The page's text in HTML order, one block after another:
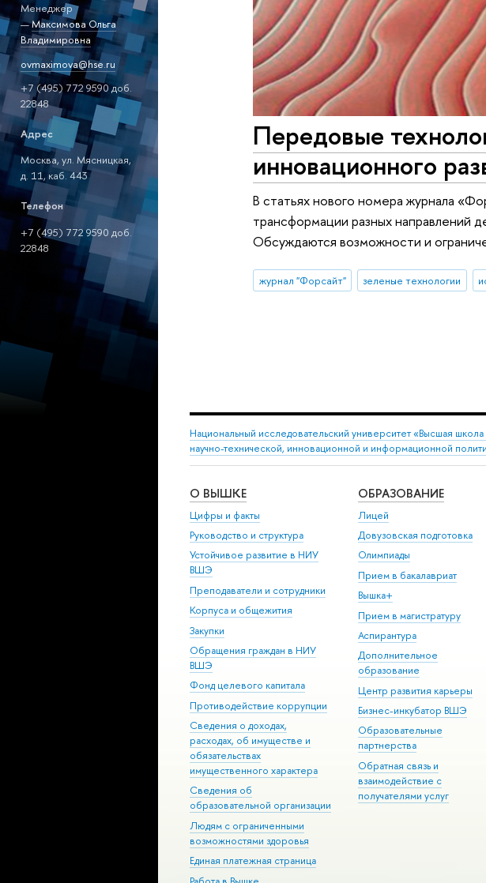
Менеджер
—Максимова Ольга
Владимировна
ovmaximova@hse.ru
+7 (495) 772 9590 доб.
22848
Адрес
Москва, ул. Мясницкая,
д. 11, каб. 443
Телефон
+7 (495) 772 9590 доб.
22848
Передовые
инновационного
В статьях нового номера журнала
трансформации разных направлений
Обсуждаются возможности и
журнал "Форсайт" зеленые технологии
Национальный исследовательский университет «Высшая
научно-технической, инновационной и информационной
О ВЫШКЕ
Цифры и факты
Руководство и структура
Устойчивое развитие в НИУ
ВШЭ
Преподаватели и сотрудники
Корпуса и общежития
Закупки
Обращения граждан в НИУ
ВШЭ
Фонд целевого капитала
Противодействие коррупции
Сведения о доходах,
расходах, об имуществе и
обязательствах
имущественного характера
Сведения об
образовательной организации
Людям с ограниченными
возможностями здоровья
Единая платежная страница
ОБРАЗОВАНИЕ
Лицей
Довузовская подготовка
Олимпиады
Прием в бакалавриат
Вышка+
Прием в магистратуру
Аспирантура
Дополнительное
образование
Центр развития карьеры
Бизнес-инкубатор ВШЭ
Образовательные
партнерства
Обратная связь и
взаимодействие с
получателями услуг